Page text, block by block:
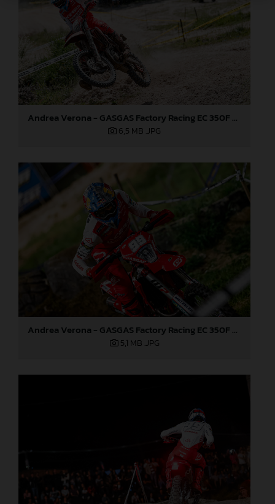
Andrea Verona - GASGAS Factory Racing EC 350F - EnduroGP of Portugal
6,5 MB .JPG
Andrea Verona - GASGAS Factory Racing EC 350F - EnduroGP of Portugal
5,1 MB .JPG